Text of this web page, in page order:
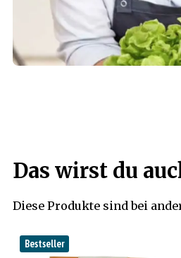
Das wirst du
Diese Produkte sind bei
Bestseller